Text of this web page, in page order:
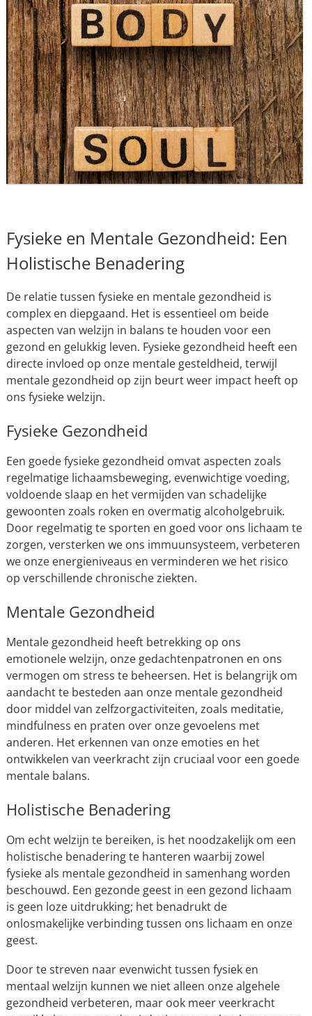
Fysieke en Mentale Gezondheid: Een
Holistische Benadering
De relatie tussen fysieke en mentale gezondheid is
complex en diepgaand. Het is essentieel om beide
aspecten van welzijn in balans te houden voor een
gezond en gelukkig leven. Fysieke gezondheid heeft een
directe invloed op onze mentale gesteldheid, terwijl
mentale gezondheid op zijn beurt weer impact heeft op
ons fysieke welzijn.
Fysieke Gezondheid
Een goede fysieke gezondheid omvat aspecten zoals
regelmatige lichaamsbeweging, evenwichtige voeding,
voldoende slaap en het vermijden van schadelijke
gewoonten zoals roken en overmatig alcoholgebruik.
Door regelmatig te sporten en goed voor ons lichaam te
zorgen, versterken we ons immuunsysteem, verbeteren
we onze energieniveaus en verminderen we het risico
op verschillende chronische ziekten.
Mentale Gezondheid
Mentale gezondheid heeft betrekking op ons
emotionele welzijn, onze gedachtenpatronen en ons
vermogen om stress te beheersen. Het is belangrijk om
aandacht te besteden aan onze mentale gezondheid
door middel van zelfzorgactiviteiten, zoals meditatie,
mindfulness en praten over onze gevoelens met
anderen. Het erkennen van onze emoties en het
ontwikkelen van veerkracht zijn cruciaal voor een goede
mentale balans.
Holistische Benadering
Om echt welzijn te bereiken, is het noodzakelijk om een
holistische benadering te hanteren waarbij zowel
fysieke als mentale gezondheid in samenhang worden
beschouwd. Een gezonde geest in een gezond lichaam
is geen loze uitdrukking; het benadrukt de
onlosmakelijke verbinding tussen ons lichaam en onze
geest.
Door te streven naar evenwicht tussen fysiek en
mentaal welzijn kunnen we niet alleen onze algehele
gezondheid verbeteren, maar ook meer veerkracht